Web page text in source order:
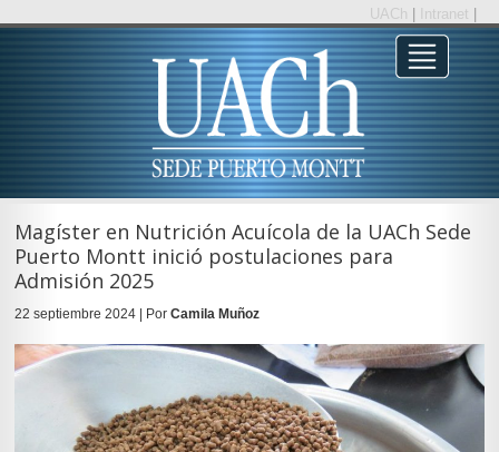
UACh Intranet
Magíster en Nutrición Acuícola de la UACh Sede
Puerto Montt inició postulaciones para
Admisión 2025
22 septiembre 2024 | Por Camila Muñoz